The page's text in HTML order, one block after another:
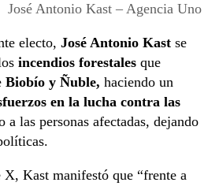
José Antonio Kast – Agencia Uno
electo, José Antonio Kast se
incendios forestales que
Biobío y Ñuble, haciendo un
en la lucha contra las
a las personas afectadas, dejando
X, Kast manifestó que “frente a